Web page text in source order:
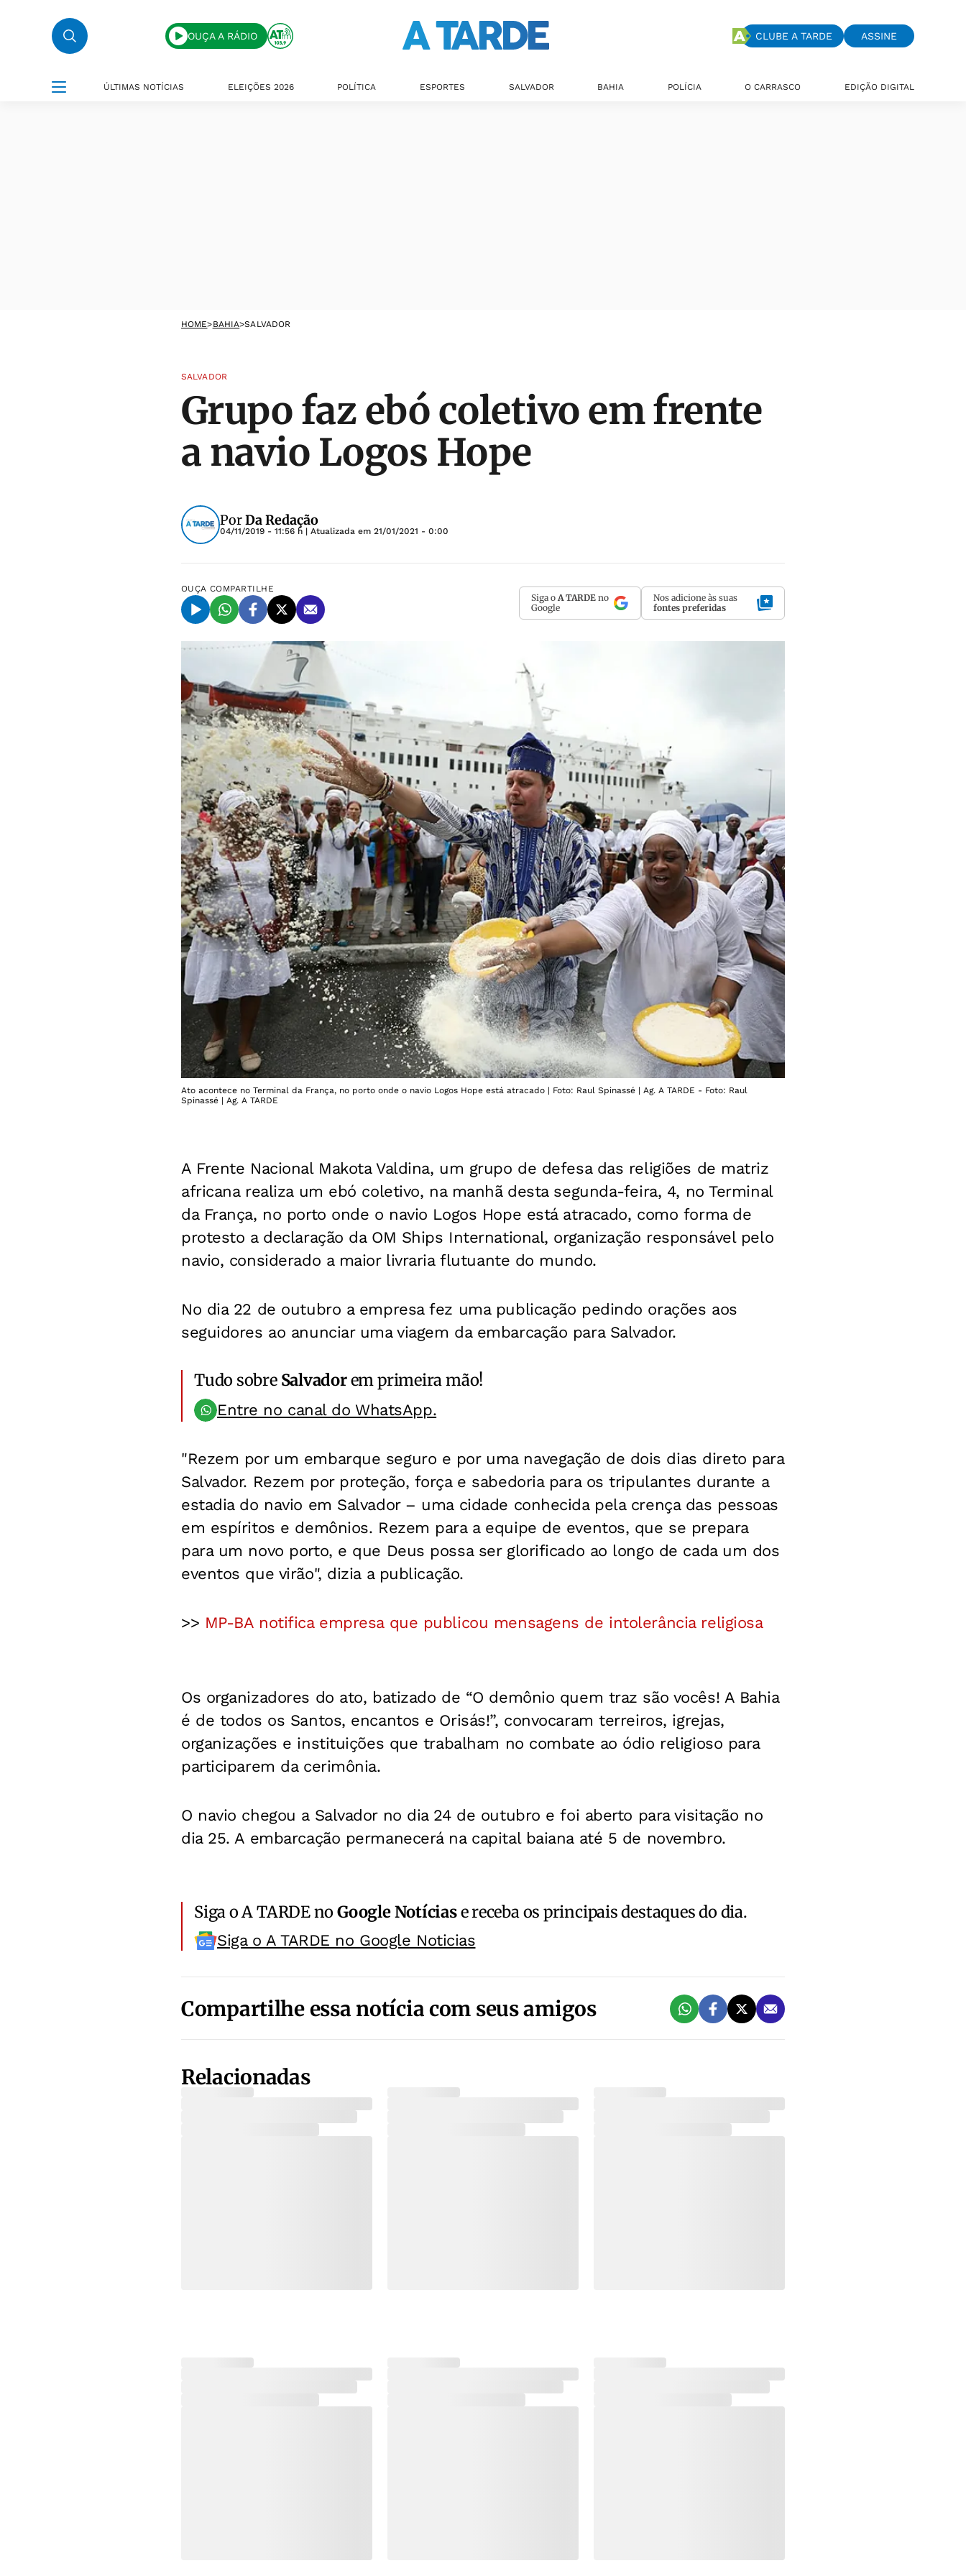
OUÇA A RÁDIO CLUBE A TARDE ASSINE
ÚLTIMAS NOTÍCIAS ELEIÇÕES 2026 POLÍTICA ESPORTES SALVADOR BAHIA POLÍCIA O CARRASCO EDIÇÃO DIGITAL
HOME>BAHIA>SALVADOR
SALVADOR
Grupo faz ebó coletivo em frente
a navio Logos Hope
PorDa Redação
04/11/2019 - 11:56 h | Atualizada em 21/01/2021 - 0:00
OUÇA COMPARTILHE
Siga o A TARDE no
Google
Nos adicione às suas
fontes preferidas
Ato acontece no Terminal da França, no porto onde o navio Logos Hope está atracado | Foto: Raul Spinassé | Ag. A TARDE - Foto: Raul
Spinassé | Ag. A TARDE
A Frente Nacional Makota Valdina, um grupo de defesa das religiões de matriz
africana realiza um ebó coletivo, na manhã desta segunda-feira, 4, no Terminal
da França, no porto onde o navio Logos Hope está atracado, como forma de
protesto a declaração da OM Ships International, organização responsável pelo
navio, considerado a maior livraria flutuante do mundo.
No dia 22 de outubro a empresa fez uma publicação pedindo orações aos
seguidores ao anunciar uma viagem da embarcação para Salvador.
Tudo sobre Salvadorem primeira mão!
Entre no canal do WhatsApp.
"Rezem por um embarque seguro e por uma navegação de dois dias direto para
Salvador. Rezem por proteção, força e sabedoria para os tripulantes durante a
estadia do navio em Salvador – uma cidade conhecida pela crença das pessoas
em espíritos e demônios. Rezem para a equipe de eventos, que se prepara
para um novo porto, e que Deus possa ser glorificado ao longo de cada um dos
eventos que virão", dizia a publicação.
>> MP-BA notifica empresa que publicou mensagens de intolerância religiosa
Os organizadores do ato, batizado de “O demônio quem traz são vocês! A Bahia
é de todos os Santos, encantos e Orisás!”, convocaram terreiros, igrejas,
organizações e instituições que trabalham no combate ao ódio religioso para
participarem da cerimônia.
O navio chegou a Salvador no dia 24 de outubro e foi aberto para visitação no
dia 25. A embarcação permanecerá na capital baiana até 5 de novembro.
Siga o A TARDE noGoogle Notíciase receba os principais destaques do dia.
Siga o A TARDE no Google Noticias
Compartilhe essa notícia com seus amigos
Relacionadas